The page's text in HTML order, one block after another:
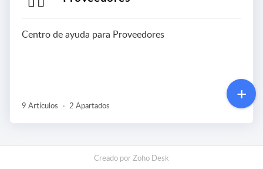
Centro de ayuda para Proveedores
9 Artículos 2 Apartados
Creado porZoho Desk